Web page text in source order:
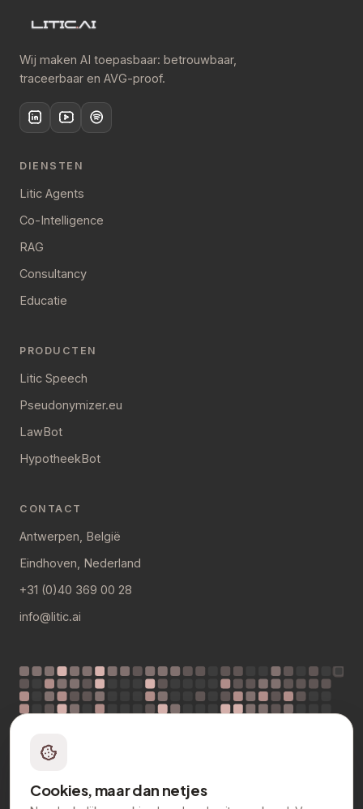
Wij maken AI toepasbaar: betrouwbaar,
traceerbaar en AVG-proof.
DIENSTEN
Litic Agents
Co-Intelligence
RAG
Consultancy
Educatie
PRODUCTEN
Litic Speech
Pseudonymizer.eu
LawBot
HypotheekBot
CONTACT
Antwerpen, België
Eindhoven, Nederland
+31 (0)40 369 00 28
info@litic.ai
mrt
Er wordt hier elke dag gebouwd: 1.331 commits
in 12 maanden ·
Cookies, maar dan netjes